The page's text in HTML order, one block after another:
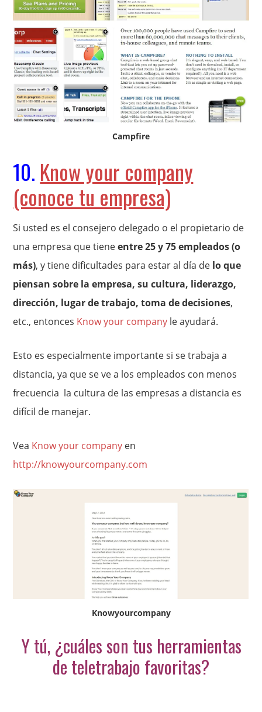
Campfire
10. Know your company
(conoce tu empresa)
Si usted es el consejero delegado o el propietario de
una empresa que tieneentre 25 y 75 empleados (o
más), y tiene dificultades para estar al día de lo que
piensan sobre la empresa, su cultura, liderazgo,
dirección, lugar de trabajo, toma de decisiones,
etc., entonces Know your company le ayudará.
Esto es especialmente importante si se trabaja a
distancia, ya que se ve a los empleados con menos
frecuencia la cultura de las empresas a distancia es
difícil de manejar.
Vea Know your company en
http://knowyourcompany.com
Knowyourcompany
Y tú, ¿cuáles son tus herramientas
de teletrabajo favoritas?